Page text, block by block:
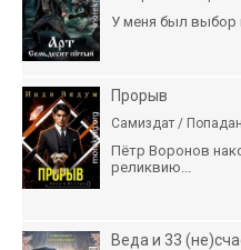
У меня был выбор
Прорыв
Самиздат /
Пётр Воронов
реликвию...
Веда и 33